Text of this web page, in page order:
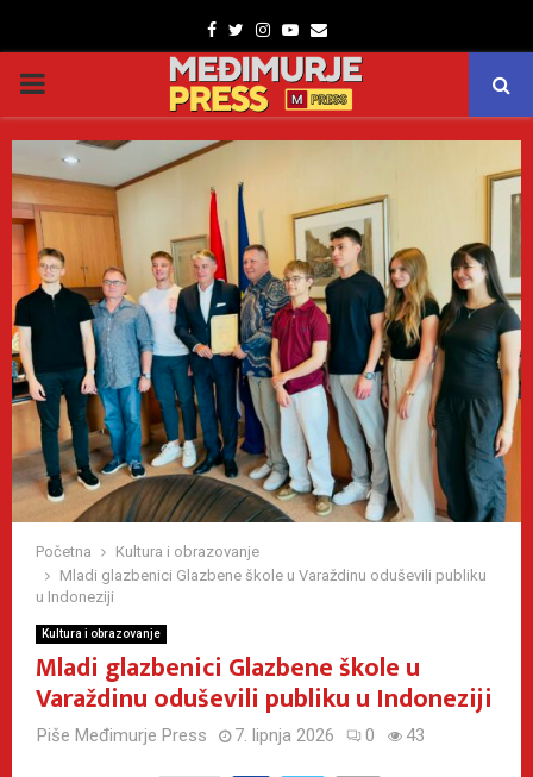
Facebook
TwitterInstagram
Youtube
Email
PRIMARY
MENU
Početna
Kultura i obrazovanje
Mladi glazbenici Glazbene škole u Varaždinu oduševili publiku
u Indoneziji
Kultura i obrazovanje
Mladi glazbenici Glazbene škole u
Varaždinu oduševili publiku u Indoneziji
Piše Međimurje Press 7. lipnja 2026 0 43